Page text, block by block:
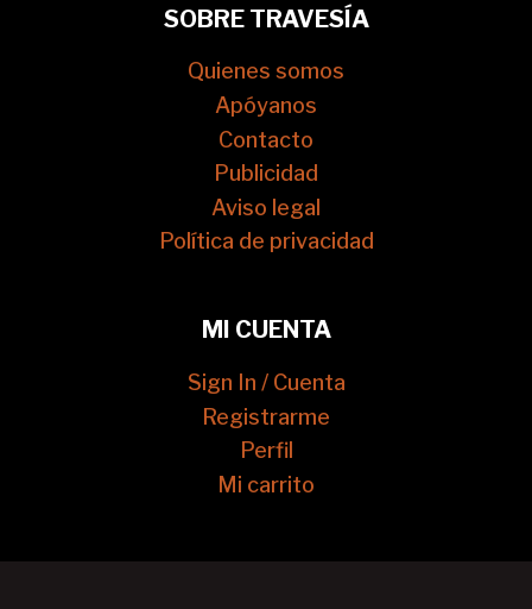
SOBRE TRAVESÍA
Quienes somos
Apóyanos
Contacto
Publicidad
Aviso legal
Política de privacidad
MI CUENTA
Sign In / Cuenta
Registrarme
Perfil
Mi carrito